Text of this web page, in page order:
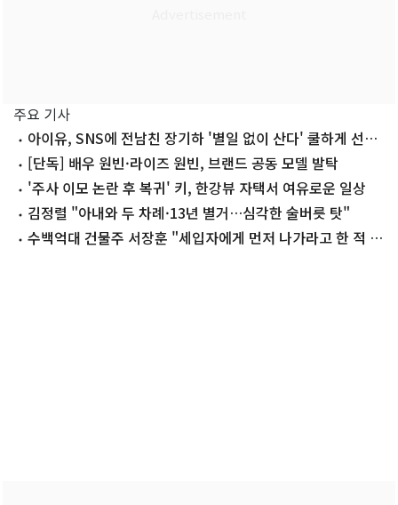
주요 기사
아이유, SNS에 전남친 장기하 '별일 없이 산다' 쿨하게 선곡
'깜짝'
[단독] 배우 원빈·라이즈 원빈, 브랜드 공동 모델 발탁
'주사 이모 논란 후 복귀' 키, 한강뷰 자택서 여유로운 일상
김정렬 "아내와 두 차례·13년 별거…심각한 술버릇 탓"
수백억대 건물주 서장훈 "세입자에게 먼저 나가라고 한 적 없